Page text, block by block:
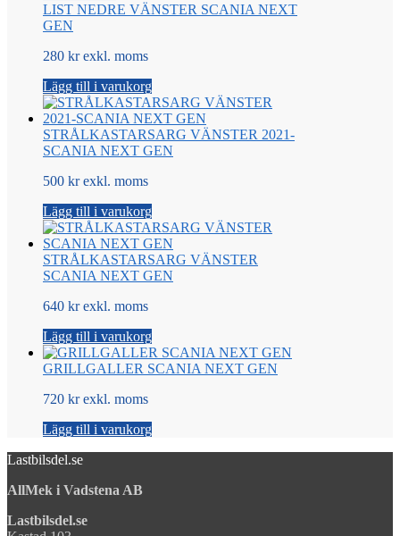
LIST NEDRE VÄNSTER SCANIA NEXT
GEN
280 kr exkl. moms
Lägg till i varukorg
STRÅLKASTARSARG VÄNSTER 2021-
SCANIA NEXT GEN
500 kr exkl. moms
Lägg till i varukorg
STRÅLKASTARSARG VÄNSTER
SCANIA NEXT GEN
640 kr exkl. moms
Lägg till i varukorg
GRILLGALLER SCANIA NEXT GEN
720 kr exkl. moms
Lägg till i varukorg
Lastbilsdel.se
AllMek i Vadstena AB
Lastbilsdel.se